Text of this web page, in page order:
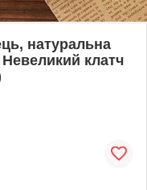
натуральна
клатч